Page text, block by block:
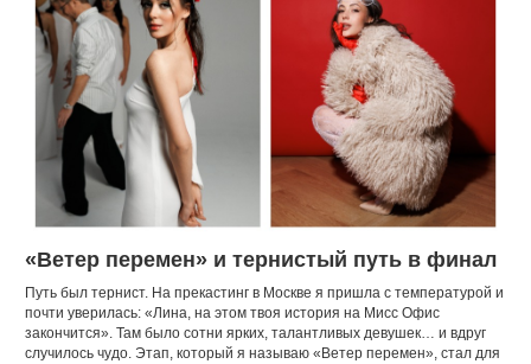
«Ветер перемен» и тернистый путь в финал
Путь был тернист. На прекастинг в Москве я пришла с температурой и
почти уверилась: «Лина, на этом твоя история на Мисс Офис
закончится». Там было сотни ярких, талантливых девушек… и вдруг
случилось чудо. Этап, который я называю «Ветер перемен», стал для